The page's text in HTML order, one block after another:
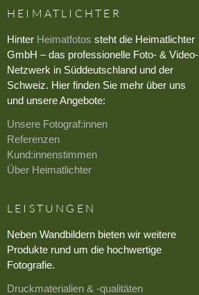
HEIMATLICHTER
Hinter Heimatfotos steht die Heimatlichter
GmbH – das professionelle Foto- & Video-
Netzwerk in Süddeutschland und der
Schweiz. Hier finden Sie mehr über uns
und unsere Angebote:
Unsere Fotograf:innen
Referenzen
Kund:innenstimmen
Über Heimatlichter
LEISTUNGEN
Neben Wandbildern bieten wir weitere
Produkte rund um die hochwertige
Fotografie.
Druckmaterialien & -qualitäten